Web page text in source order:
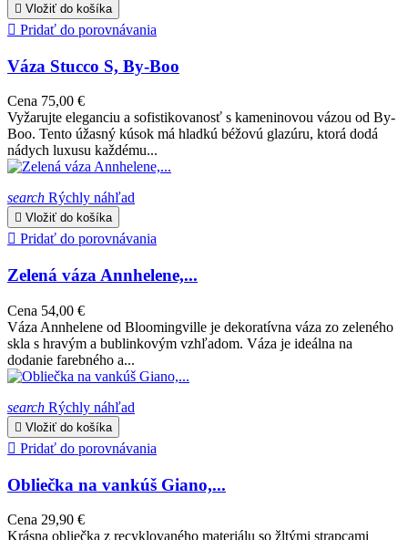
 Vložiť do košíka
 Pridať do porovnávania
Váza Stucco S, By-Boo
Cena 75,00 €
Vyžarujte eleganciu a sofistikovanosť s kameninovou vázou od By-
Boo. Tento úžasný kúsok má hladkú béžovú glazúru, ktorá dodá
nádych luxusu každému...
search Rýchly náhľad
 Vložiť do košíka
 Pridať do porovnávania
Zelená váza Annhelene,...
Cena 54,00 €
Váza Annhelene od Bloomingville je dekoratívna váza zo zeleného
skla s hravým a bublinkovým vzhľadom. Váza je ideálna na
dodanie farebného a...
search Rýchly náhľad
 Vložiť do košíka
 Pridať do porovnávania
Obliečka na vankúš Giano,...
Cena 29,90 €
Krásna obliečka z recyklovaného materiálu so žltými strapcami